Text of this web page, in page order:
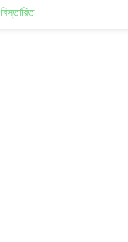
বিস্তারিত